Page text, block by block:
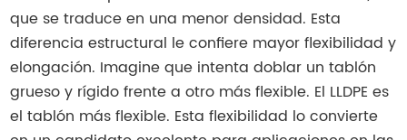
que se traduce en una menor densidad. Esta
diferencia estructural le confiere mayor flexibilidad y
elongación. Imagine que intenta doblar un tablón
grueso y rígido frente a otro más flexible. El LLDPE es
el tablón más flexible. Esta flexibilidad lo convierte